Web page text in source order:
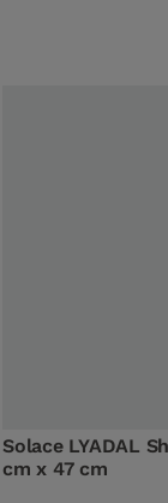
Solace LYADAL
cm x 47 cm